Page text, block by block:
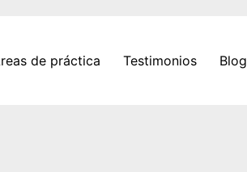
de práctica Testimonios Blog